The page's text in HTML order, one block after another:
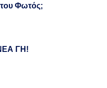
του Φωτός;
ΓΗ!